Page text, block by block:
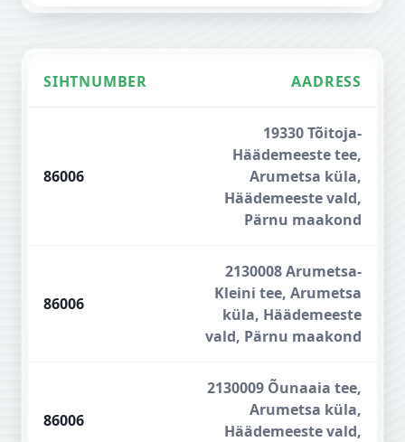
SIHTNUMBER AADRESS
86006
19330 Tõitoja-
Häädemeeste tee,
Arumetsa küla,
Häädemeeste vald,
Pärnu maakond
86006
2130008 Arumetsa-
Kleini tee, Arumetsa
küla, Häädemeeste
vald, Pärnu maakond
86006
2130009 Õunaaia tee,
Arumetsa küla,
Häädemeeste vald,